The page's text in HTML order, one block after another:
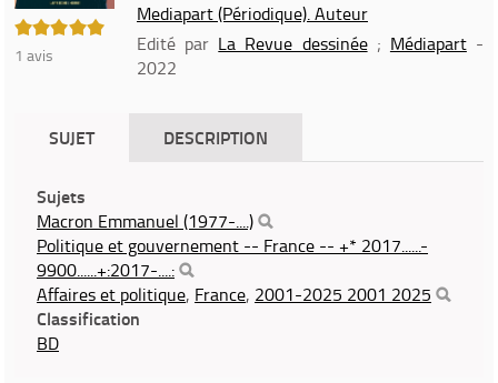
5/5
1 avis
Mediapart (Périodique). Auteur
Edité par La Revue dessinée; Médiapart-
2022
SUJET DESCRIPTION
Sujets
Macron Emmanuel (1977-....)
Politique et gouvernement -- France -- +* 2017......-
9900......+:2017-....:
Affaires et politique, France, 2001-2025 2001 2025
Classification
BD